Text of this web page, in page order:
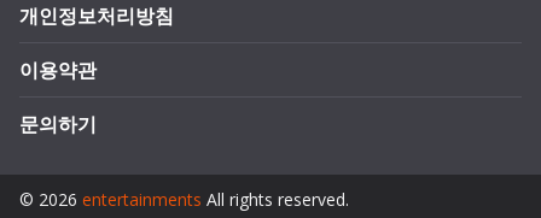
개인정보처리방침
이용약관
문의하기
© 2026 entertainments All rights reserved.